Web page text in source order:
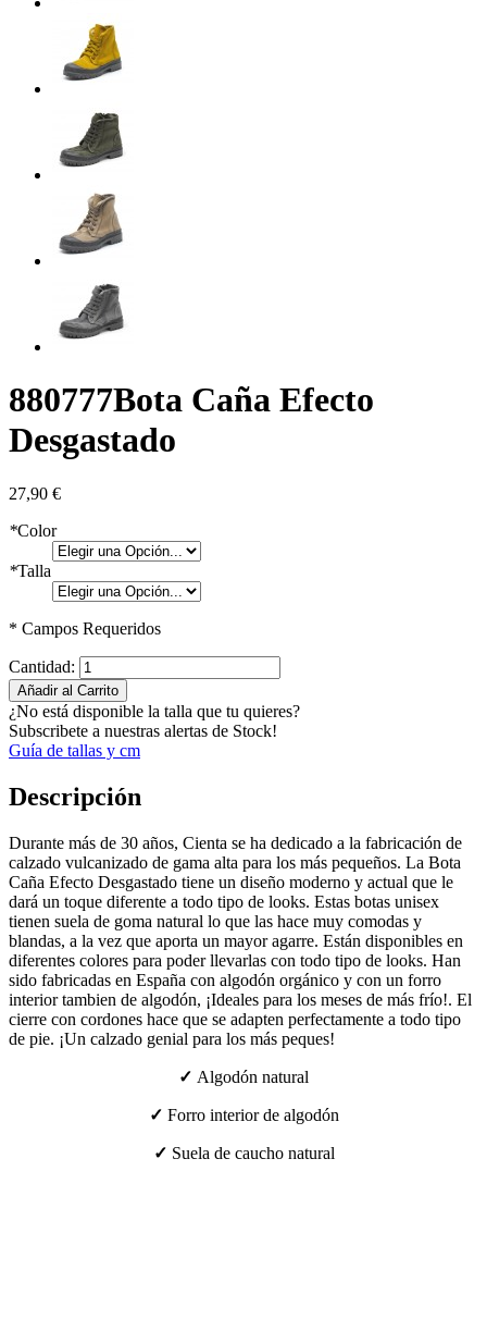
880777Bota Caña Efecto
Desgastado
27,90 €
*Color
*Talla
* Campos Requeridos
Cantidad:
Añadir al Carrito
¿No está disponible la talla que tu quieres?
Subscribete a nuestras alertas de Stock!
Guía de tallas y cm
Descripción
Durante más de 30 años, Cienta se ha dedicado a la fabricación de
calzado vulcanizado de gama alta para los más pequeños. La Bota
Caña Efecto Desgastado tiene un diseño moderno y actual que le
dará un toque diferente a todo tipo de looks. Estas botas unisex
tienen suela de goma natural lo que las hace muy comodas y
blandas, a la vez que aporta un mayor agarre. Están disponibles en
diferentes colores para poder llevarlas con todo tipo de looks. Han
sido fabricadas en España con algodón orgánico y con un forro
interior tambien de algodón, ¡Ideales para los meses de más frío!. El
cierre con cordones hace que se adapten perfectamente a todo tipo
de pie. ¡Un calzado genial para los más peques!
✓ Algodón natural
✓ Forro interior de algodón
✓ Suela de caucho natural